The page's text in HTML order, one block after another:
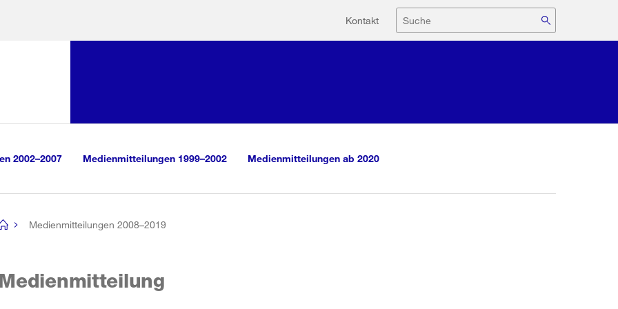
Hilfsnavigation
Kontakt Suche
2002–2007 Medienmitteilungen 1999–2002 Medienmitteilungen ab 2020
Medienmitteilungen 2008–2019